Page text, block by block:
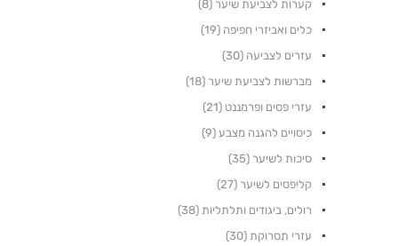
קערות לצביעת שיער (8)
כלים ואביזרי חפיפה (19)
עזרים לצביעה (30)
מברשות לצביעת שיער (18)
עזרי פסים ופרמננט (21)
כיסויים להגנה מצבע (9)
סיכות לשיער (35)
קליפסים לשיער (27)
רולים, ביגודים ותלתליות (38)
עזרי תסרוקת (30)